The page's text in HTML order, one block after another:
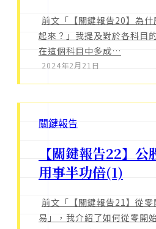
前文「【關鍵報告20】為
起來？」我提及對於各科目
在這個科目中多成…
2024年2月21日
關鍵報告
【關鍵報告22】
用事半功倍(1)
前文「【關鍵報告21】從
易」，我介紹了如何從零開